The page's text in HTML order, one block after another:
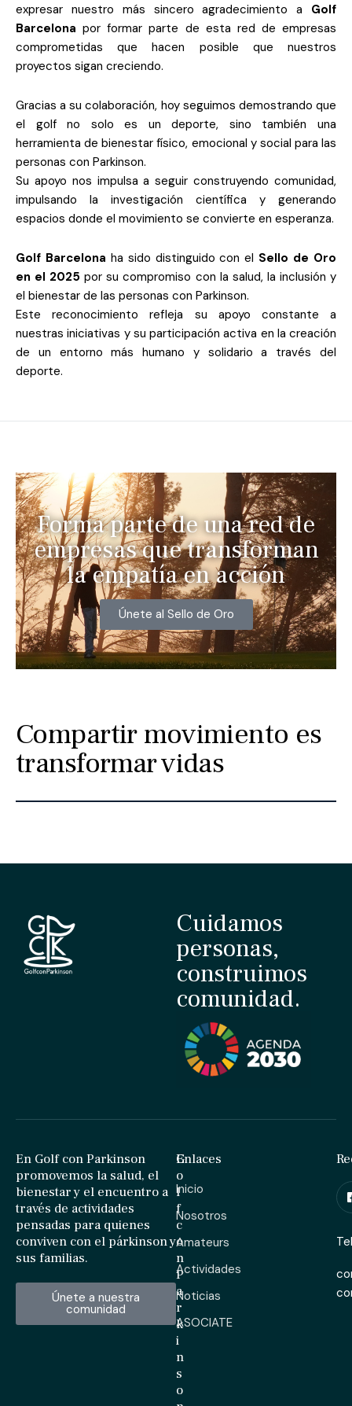
expresar nuestro más sincero agradecimiento a Golf
Barcelona por formar parte de esta red de empresas
comprometidas que hacen posible que nuestros
proyectos sigan creciendo.
Gracias a su colaboración, hoy seguimos demostrando que
el golf no solo es un deporte, sino también una
herramienta de bienestar físico, emocional y social para las
personas con Parkinson.
Su apoyo nos impulsa a seguir construyendo comunidad,
impulsando la investigación científica y generando
espacios donde el movimiento se convierte en esperanza.
Golf Barcelona ha sido distinguido con el Sello de Oro
en el 2025 por su compromiso con la salud, la inclusión y
el bienestar de las personas con Parkinson.
Este reconocimiento refleja su apoyo constante a
nuestras iniciativas y su participación activa en la creación
de un entorno más humano y solidario a través del
deporte.
Forma parte de una red de
empresas que transforman
la empatía en acción
Únete al Sello de Oro
Compartir movimiento es
transformar vidas
Cuidamos
personas,
construimos
comunidad.
En Golf con Parkinson
promovemos la salud, el
bienestar y el encuentro a
través de actividades
pensadas para quienes
conviven con el párkinson y
sus familias.
Únete a nuestra
comunidad
G
o
l
f
c
o
n
P
a
r
k
i
n
s
o
Enlaces
Inicio
Nosotros
Amateurs
Actividades
Noticias
ASOCIATE